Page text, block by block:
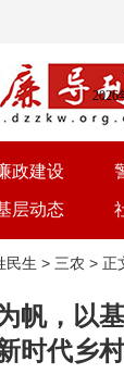
2026
政建设
层动态
三农 艺
民生 > 三农 > 正
帆，以
时代乡